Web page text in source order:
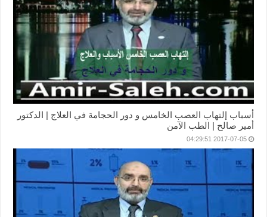
أسباب إلتهاب العصب الخامس و دور الحجامة في العلاج | الدكتور
أمير صالح | الطب الآمن
2017-07-05 04:29:51